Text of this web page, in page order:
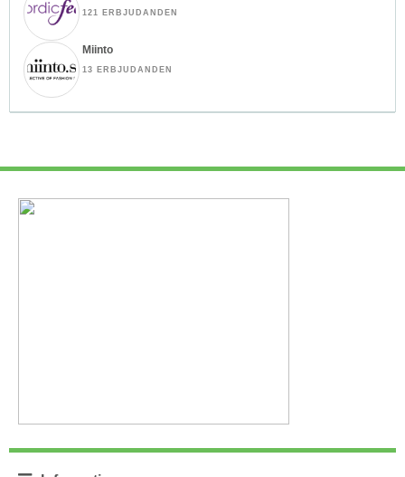
121 ERBJUDANDEN
Miinto
13 ERBJUDANDEN